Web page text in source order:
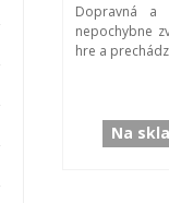
Dopravná a
nepochybne
hre a
Na